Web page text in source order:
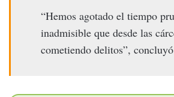
“Hemos agotado el tiempo
inadmisible que desde las
cometiendo delitos”,